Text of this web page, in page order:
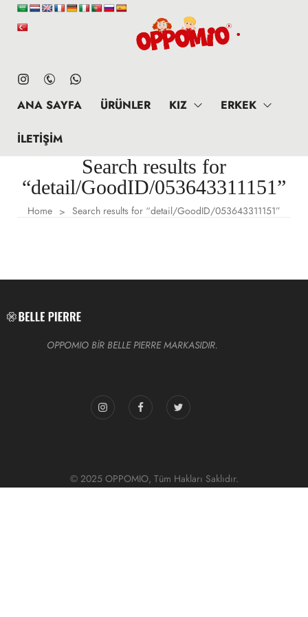
ANA SAYFA ÜRÜNLER KIZ ERKEK
İLETIŞIM
Search results for
“detail/GoodID/053643311151”
Home > Search results for “detail/GoodID/053643311151”
OPPOMIO BİR BELLE PIERRE MARKASIDIR.
© 2025 OPPOMIO, Tüm Hakları Saklıdır.